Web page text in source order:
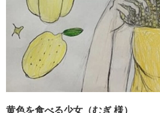
黄色を食べる少女（むぎ 様）